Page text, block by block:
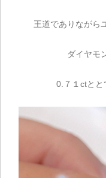
王道でありながら
ダイヤモ
0.７１ctとと